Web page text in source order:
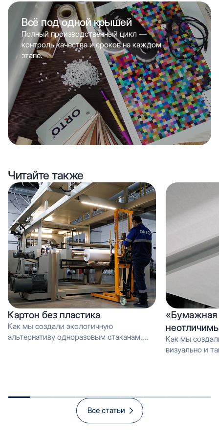
Всё под одной крышей
Полный производственный цикл —
контроль качества и сроков на каждом
этапе.
Читайте также
Картон без пластика
Как мы создали экологичную
альтернативу одноразовым стаканам,
«Бумажная
Как мы
визуально и тактильно неотличимое от
Все статьи